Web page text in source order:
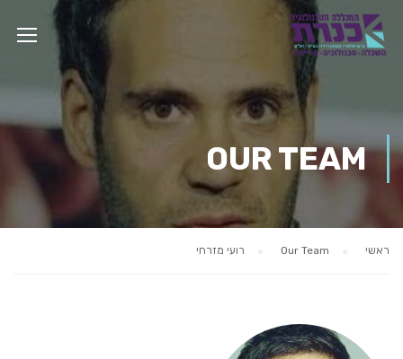
OUR TEAM
ראשי Our Team רועי מזרחי